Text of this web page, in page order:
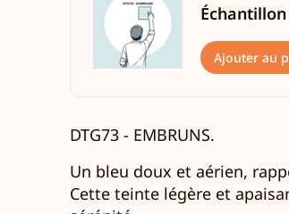
Ajouter au
DTG73 - EMBRUNS.
Un bleu doux et aérien,
Cette teinte légère et